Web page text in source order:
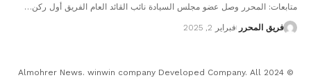
متابعات: المحرر وصل عضو مجلس السيادة نائب القائد العام الفريق أول ركن…
فريق المحرر فبراير 2, 2025
© 2024 Almohrer News. winwin company Developed Company. All